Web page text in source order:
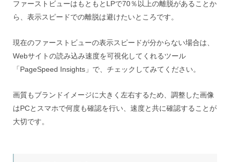
ファーストビューはもともとLPで70％以上の離脱があることか
ら、表示スピードでの離脱は避けたいところです。
現在のファーストビューの表示スピードが分からない場合は、
Webサイトの読み込み速度を可視化してくれるツール
「PageSpeed Insights」で、チェックしてみてください。
画質もブランドイメージに大きく左右するため、調整した画像
はPCとスマホで何度も確認を行い、速度と共に確認することが
大切です。